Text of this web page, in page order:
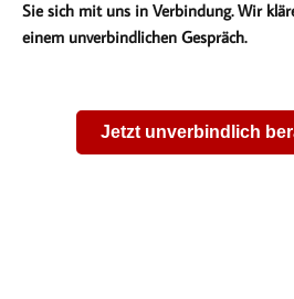
Sie sich mit uns in Verbindung. Wir
einem unverbindlichen Gespräch.
Jetzt unverbindlich